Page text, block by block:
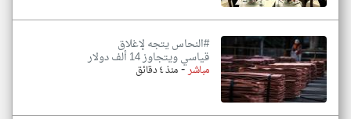
#النحاس يتجه لإغلاق
قياسي ويتجاوز 14 ألف دولار
مباشر-منذ ٤ دقائق